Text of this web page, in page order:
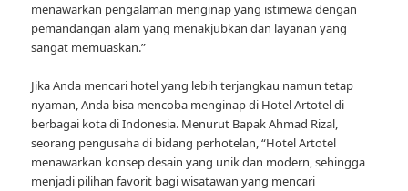
menawarkan pengalaman menginap yang istimewa dengan
pemandangan alam yang menakjubkan dan layanan yang
sangat memuaskan.”
Jika Anda mencari hotel yang lebih terjangkau namun tetap
nyaman, Anda bisa mencoba menginap di Hotel Artotel di
berbagai kota di Indonesia. Menurut Bapak Ahmad Rizal,
seorang pengusaha di bidang perhotelan, “Hotel Artotel
menawarkan konsep desain yang unik dan modern, sehingga
menjadi pilihan favorit bagi wisatawan yang mencari